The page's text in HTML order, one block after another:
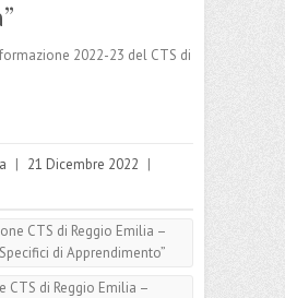
2022-23 del CTS di
| 21 Dicembre 2022 |
CTS di Reggio Emilia –
di Apprendimento”
CTS di Reggio Emilia –